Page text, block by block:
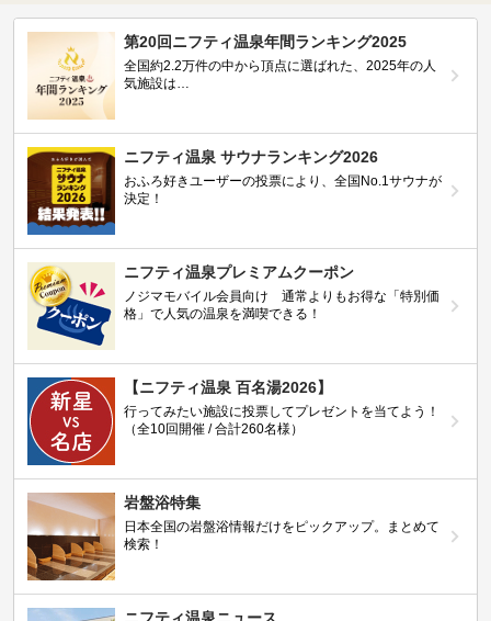
第20回ニフティ温泉年間ランキング2025
全国約2.2万件の中から頂点に選ばれた、2025年の人
気施設は…
ニフティ温泉 サウナランキング2026
おふろ好きユーザーの投票により、全国No.1サウナが
決定！
ニフティ温泉プレミアムクーポン
ノジマモバイル会員向け 通常よりもお得な「特別価
格」で人気の温泉を満喫できる！
【ニフティ温泉 百名湯2026】
行ってみたい施設に投票してプレゼントを当てよう！
（全10回開催 / 合計260名様）
岩盤浴特集
日本全国の岩盤浴情報だけをピックアップ。まとめて
検索！